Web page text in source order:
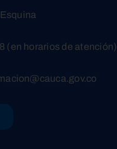
(en horarios de atención)